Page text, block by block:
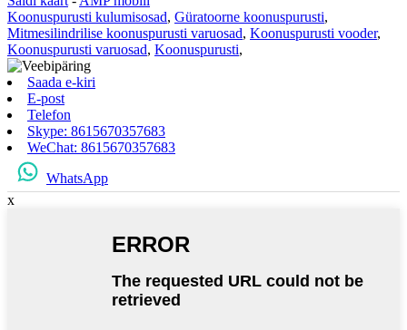
Koonuspurusti kulumisosad, Güratoorne koonuspurusti,
Mitmesilindrilise koonuspurusti varuosad, Koonuspurusti vooder,
Koonuspurusti varuosad, Koonuspurusti,
Saada e-kiri
E-post
Telefon
Skype: 8615670357683
WeChat: 8615670357683
WhatsApp
x